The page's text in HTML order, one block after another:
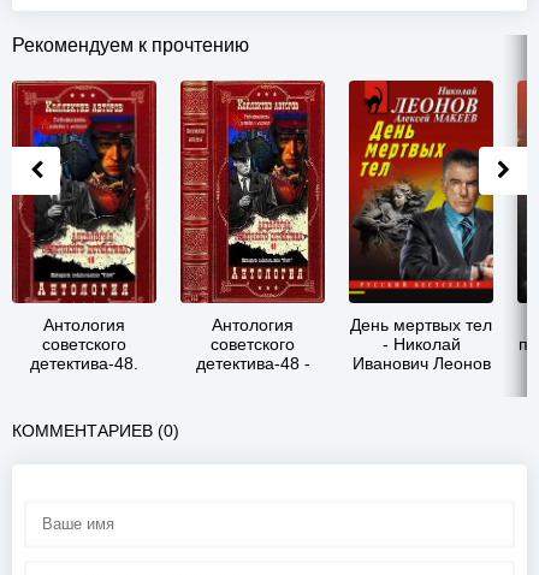
Рекомендуем к прочтению
Антология
советского
детектива-48.
Леонов Николай
Иванович
Антология
советского
детектива-48 -
День мертвых тел
- Николай
Иванович Леонов
КОММЕНТАРИЕВ (0)